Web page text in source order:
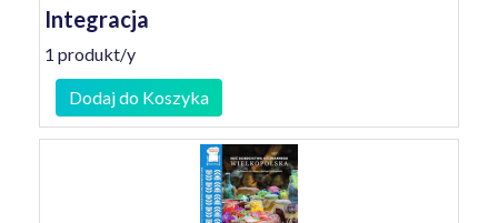
Integracja
1 produkt/y
Dodaj do Koszyka